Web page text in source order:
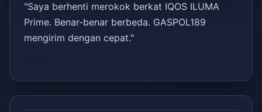
"Saya berhenti merokok berkat IQOS ILUMA
Prime. Benar-benar berbeda. GASPOL189
mengirim dengan cepat."